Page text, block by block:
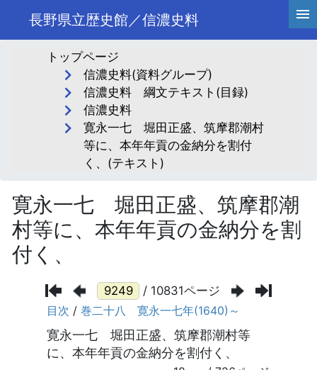
長野県立歴史館／信濃史料
トップページ
信濃史料(資料グループ)
信濃史料 綱文テキスト(目録)
信濃史料
寛永一七 堀田正盛、筑摩郡潮村
等に、本年年貢の金納分を割付
く、(テキスト)
寛永一七 堀田正盛、筑摩郡潮
村等に、本年年貢の金納分を割
付く、
/ 10831ページ